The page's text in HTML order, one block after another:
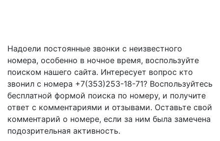
Надоели постоянные звонки с неизвестного
номера, особенно в ночное время, воспользуйте
поиском нашего сайта. Интересует вопрос кто
звонил с номера +7(353)253-18-71? Воспользуйтесь
бесплатной формой поиска по номеру, и получите
ответ с комментариями и отзывами. Оставьте свой
комментарий о номере, если за ним была замечена
подозрительная активность.